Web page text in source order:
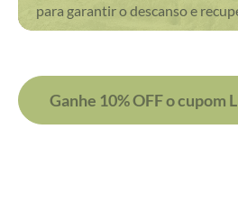
para garantir o descanso e
Ganhe 10% OFF o cupom